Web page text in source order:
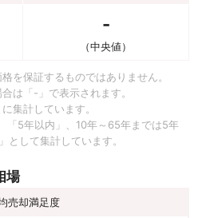
-
（中央値）
を保証するものではありません。
は「-」で表示されます。
集計しています。
「5年以内」、10年～65年までは5年
として集計しています。
場
売却満足度